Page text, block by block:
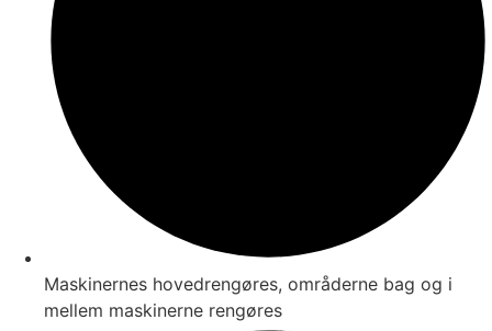
Maskinernes hovedrengøres, områderne bag og i
mellem maskinerne rengøres